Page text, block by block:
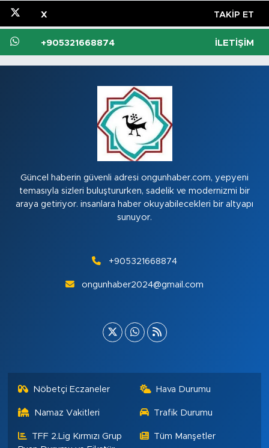
X TAKIP ET
+905321668874 İLETIŞIM
Güncel haberin güvenli adresi ongunhaber.com, yepyeni
temasıyla sizleri buluştururken, sadelik ve modernizmi bir
araya getiriyor. insanlara haber okuyabilecekleri bir altyapı
sunuyor.
+905321668874
ongunhaber2024@gmail.com
Nöbetçi Eczaneler Hava Durumu
Namaz Vakitleri Trafik Durumu
TFF 2.Lig Kırmızı Grup
Tüm Manşetler